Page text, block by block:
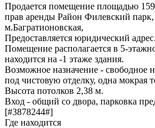
Продается помещение площадью
прав аренды Район Филевский
м.Багратионовская,
Предоставляется юридический адрес.
Помещение располагается в 5-
находится на -1 этаже здания.
Возможное назначение - свободное
под чистовую отделку, одна мокрая
Высота потолков 2,38 м.
Вход - общий со двора, парковка
[#3878244#]
Где находится